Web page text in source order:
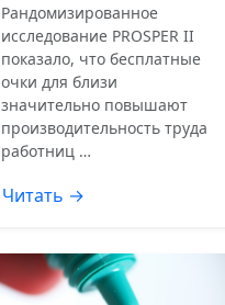
Рандомизированное
исследование PROSPER II
показало, что бесплатные
очки для близи
значительно повышают
производительность труда
работниц …
Читать →